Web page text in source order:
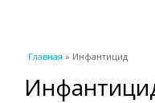
Вы здесь
Главная » Инфантицид